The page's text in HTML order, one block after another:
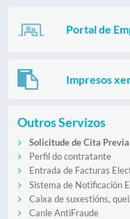
Portal de
Impresos
Outros Servizos
Solicitude de Cita Previa
Perfil do contratante
Entrada de Facturas
Sistema de Notificación
Caixa de suxestións,
Canle AntiFraude